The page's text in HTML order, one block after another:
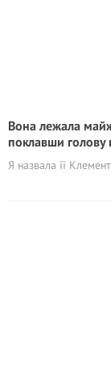
Вона лежала
поклавши голову
Я назвала її